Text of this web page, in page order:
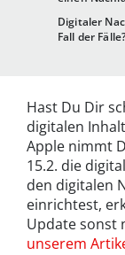
Digitaler
Fall der Fälle?
Hast Du Dir
digitalen
Apple nimmt
15.2. die
den digitalen
einrichtest,
Update sonst
unserem